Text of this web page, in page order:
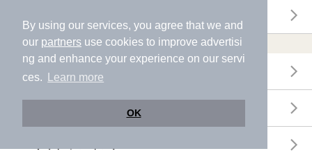
By using our services, you agree that we and
our partners use cookies to improve advertisi
ng and enhance your experience on our servi
ces.
Learn more
OK
温浴施設ランキング
年間温泉ランキング
月間温泉ランキング